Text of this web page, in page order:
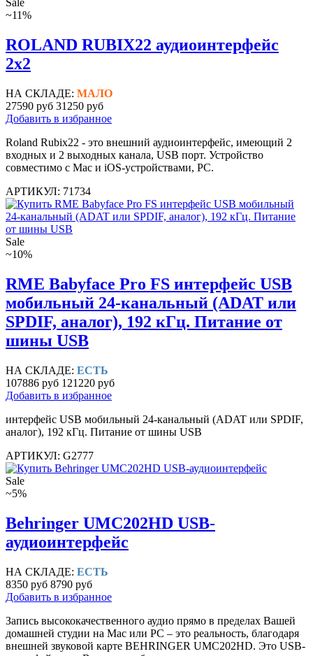
Sale
~11%
ROLAND RUBIX22 аудиоинтерфейс
2х2
НА СКЛАДЕ: МАЛО
27590 руб 31250 руб
Добавить в избранное
Roland Rubix22 - это внешний аудиоинтерфейс, имеющий 2
входных и 2 выходных канала, USB порт. Устройство
совместимо с Mac и iOS-устройствами, PC.
АРТИКУЛ: 71734
Sale
~10%
RME Babyface Pro FS интерфейс USB
мобильный 24-канальный (ADAT или
SPDIF, аналог), 192 кГц. Питание от
шины USB
НА СКЛАДЕ: ЕСТЬ
107886 руб 121220 руб
Добавить в избранное
интерфейс USB мобильный 24-канальный (ADAT или SPDIF,
аналог), 192 кГц. Питание от шины USB
АРТИКУЛ: G2777
Sale
~5%
Behringer UMC202HD USB-
аудиоинтерфейс
НА СКЛАДЕ: ЕСТЬ
8350 руб 8790 руб
Добавить в избранное
Запись высококачественного аудио прямо в пределах Вашей
домашней студии на Mac или PC – это реальность, благодаря
внешней звуковой карте BEHRINGER UMC202HD. Это USB-